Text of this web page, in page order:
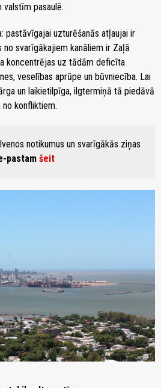
pasaulē.
pastāvīgajai uzturēšanās atļaujai ir
no svarīgākajiem kanāliem ir Zaļā
koncentrējas uz tādām deficīta
veselības aprūpe un būvniecība. Lai
un laikietilpīga, ilgtermiņā tā piedāvā
konfliktiem.
notikumus un svarīgākās ziņas
pastam šeit